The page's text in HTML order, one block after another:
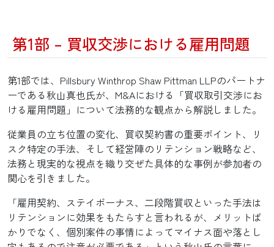
第1部 – 買収交渉における雇用問題
第1部では、Pillsbury Winthrop Shaw Pittman LLPのパートナ
ーである秋山真也氏が、M&Aにおける「買収取引交渉にお
ける雇用問題」について法務的な観点から解説しました。
従業員の立ち位置の変化、買収契約書の重要ポイント、リ
スク特定の手法、そして経営陣のリテンション戦略など、
法務と現実的な視点を織り交ぜた具体的な事例が参加者の
関心を引きました。
「雇用契約、ステイボーナス、二段階買収といった手法は
リテンションに効果をもたらすと言われるが、メリットば
かりでなく、個別案件の事情によってマイナス面や落とし